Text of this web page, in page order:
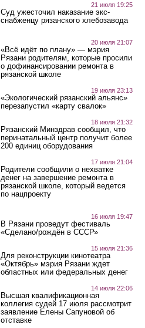
21 июля 19:25
Суд ужесточил наказание экс-
снабженцу рязанского хлебозавода
20 июля 21:07
«Всё идёт по плану» — мэрия
Рязани родителям, которые просили
о дофинансировании ремонта в
рязанской школе
19 июля 23:13
«Экологический рязанский альянс»
перезапустил «карту свалок»
18 июля 21:32
Рязанский Минздрав сообщил, что
перинатальный центр получит более
200 единиц оборудования
17 июля 21:04
Родители сообщили о нехватке
денег на завершение ремонта в
рязанской школе, который ведется
по нацпроекту
16 июля 19:47
В Рязани проведут фестиваль
«Сделано/рождён в СССР»
15 июля 21:36
Для реконструкции кинотеатра
«Октябрь» мэрия Рязани ждет
областных или федеральных денег
14 июля 22:06
Высшая квалификационная
коллегия судей 17 июля рассмотрит
заявление Елены Сапуновой об
отставке